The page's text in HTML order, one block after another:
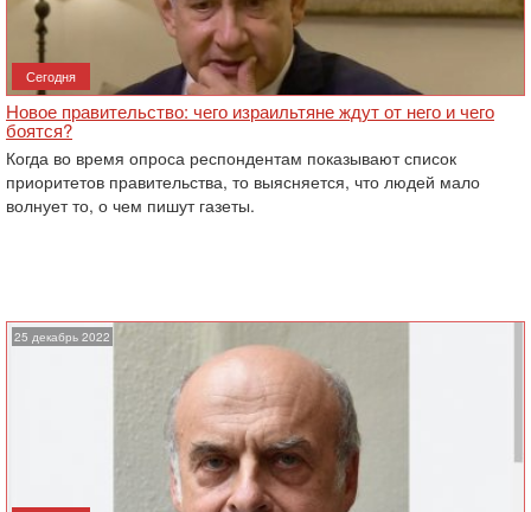
Сегодня
Новое правительство: чего израильтяне ждут от него и чего
боятся?
Когда во время опроса респондентам показывают список
приоритетов правительства, то выясняется, что людей мало
волнует то, о чем пишут газеты.
25 декабрь 2022